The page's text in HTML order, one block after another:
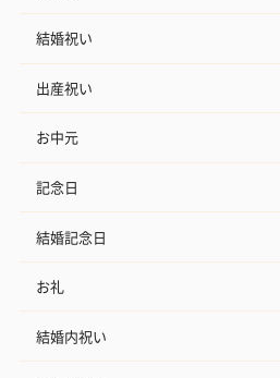
結婚祝い
出産祝い
お中元
記念日
結婚記念日
お礼
結婚内祝い